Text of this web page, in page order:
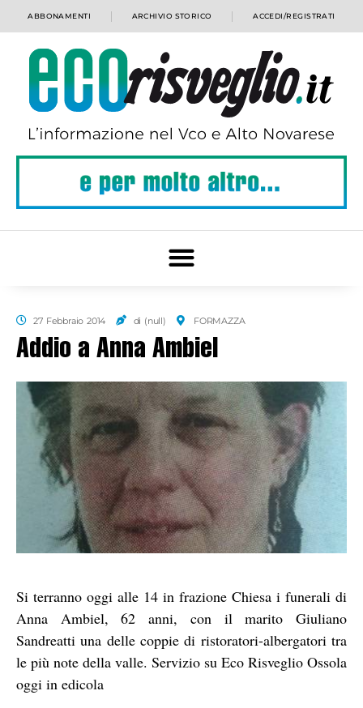
ABBONAMENTI ARCHIVIO STORICO ACCEDI/REGISTRATI
27 Febbraio 2014 di (null) FORMAZZA
Addio a Anna Ambiel
Si terranno oggi alle 14 in frazione Chiesa i funerali di
Anna Ambiel, 62 anni, con il marito Giuliano
Sandreatti una delle coppie di ristoratori-albergatori tra
le più note della valle. Servizio su Eco Risveglio Ossola
oggi in edicola